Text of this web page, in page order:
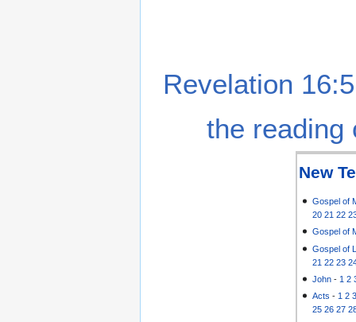
Revelation
the reading
New
Gospel of
20 21 22
Gospel of
Gospel of
21 22 23
John - 1 2
Acts - 1 2
25 26 27